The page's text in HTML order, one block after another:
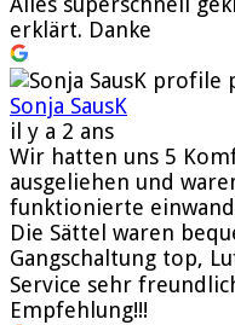
erklärt. Danke
Sonja SausK
il y a 2 ans
Wir hatten uns 5
ausgeliehen und
funktionierte
Die Sättel waren
Gangschaltung top,
Service sehr
Empfehlung!!!